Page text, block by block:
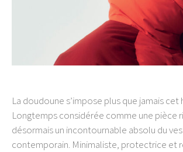
La doudoune s’impose plus que jamais cet
Longtemps considérée comme une pièce
désormais un incontournable absolu du
contemporain. Minimaliste, protectrice et